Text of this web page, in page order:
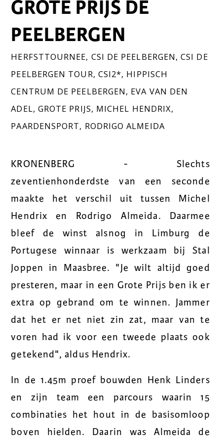
GROTE PRIJS DE
PEELBERGEN
HERFSTTOURNEE, CSI DE PEELBERGEN,CSI DE
PEELBERGEN TOUR, CSI2*, HIPPISCH
CENTRUM DE PEELBERGEN, EVA VAN DEN
ADEL, GROTE PRIJS, MICHEL HENDRIX,
PAARDENSPORT, RODRIGO ALMEIDA
KRONENBERG - Slechts
zeventienhonderdste van een seconde
maakte het verschil uit tussen Michel
Hendrix en Rodrigo Almeida. Daarmee
bleef de winst alsnog in Limburg de
Portugese winnaar is werkzaam bij Stal
Joppen in Maasbree. "Je wilt altijd goed
presteren, maar in een Grote Prijs ben ik er
extra op gebrand om te winnen. Jammer
dat het er net niet zin zat, maar van te
voren had ik voor een tweede plaats ook
getekend", aldus Hendrix.
In de 1.45m proef bouwden Henk Linders
en zijn team een parcours waarin 15
combinaties het hout in de basisomloop
boven hielden. Daarin was Almeida de